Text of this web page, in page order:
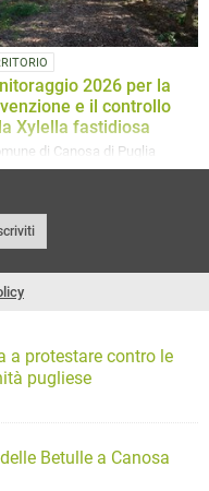
2026 per la
e il controllo
Xylella fastidiosa
di Canosa di Puglia
anche per l'anno 2026, nella
Fitosanitario della
Puglia ai sensi del
(UE) 2020/1201
a protestare contro le
pugliese
Betulle a Canosa